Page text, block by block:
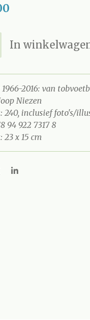
In
2016: van
Niezen
240, inclusief foto's/
94 922 7317 8
23 x 15 cm
S